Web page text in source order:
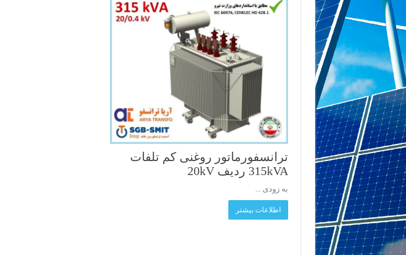
ترانسفورماتور روغنی کم تلفات
315kVA ردیف 20kV
به زودی ...
اطلاعات بیشتر